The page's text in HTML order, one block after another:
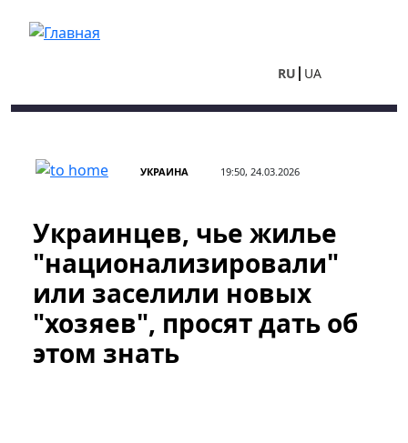
RU UA
УКРАИНА 19:50, 24.03.2026
Украинцев, чье жилье
"национализировали"
или заселили новых
"хозяев", просят дать об
этом знать